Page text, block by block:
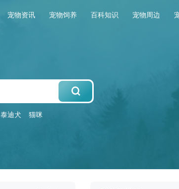
宠物资讯 宠物饲养 百科知识 宠物周边
泰迪犬 猫咪